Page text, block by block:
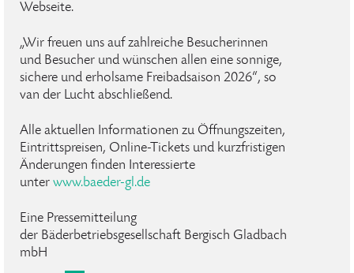
Webseite.
„Wir freuen uns auf zahlreiche Besucherinnen
und Besucher und wünschen allen eine sonnige,
sichere und erholsame Freibadsaison 2026“, so
van der Lucht abschließend.
Alle aktuellen Informationen zu Öffnungszeiten,
Eintrittspreisen, Online-Tickets und kurzfristigen
Änderungen finden Interessierte
unter www.baeder-gl.de
Eine Pressemitteilung
der Bäderbetriebsgesellschaft Bergisch Gladbach
mbH